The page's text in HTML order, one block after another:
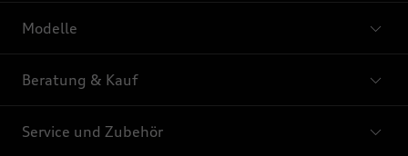
Modelle
Beratung & Kauf
Service und Zubehör